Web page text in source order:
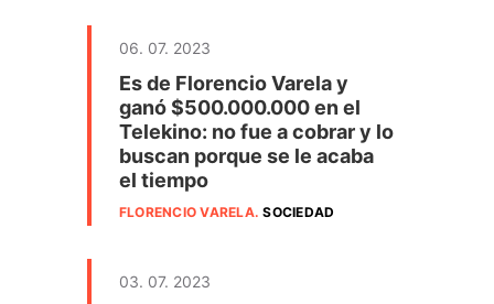
06. 07. 2023
Es de Florencio Varela y
ganó $500.000.000 en el
Telekino: no fue a cobrar y lo
buscan porque se le acaba
el tiempo
FLORENCIO VARELA.SOCIEDAD
03. 07. 2023